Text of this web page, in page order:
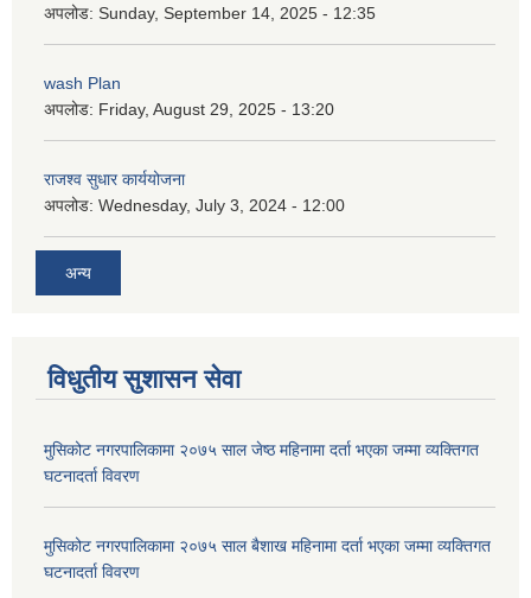
अपलोड: Sunday, September 14, 2025 - 12:35
wash Plan
अपलोड: Friday, August 29, 2025 - 13:20
राजश्व सुधार कार्ययोजना
अपलोड: Wednesday, July 3, 2024 - 12:00
अन्य
विधुतीय सुशासन सेवा
मुसिकोट नगरपालिकामा २०७५ साल जेष्ठ महिनामा दर्ता भएका जम्मा व्यक्तिगत
घटनादर्ता विवरण
मुसिकोट नगरपालिकामा २०७५ साल बैशाख महिनामा दर्ता भएका जम्मा व्यक्तिगत
घटनादर्ता विवरण